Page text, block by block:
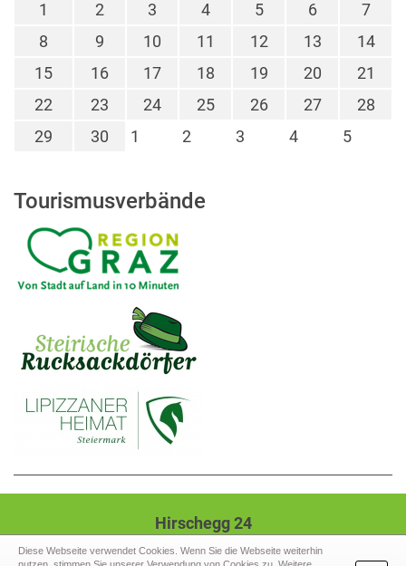
Diese Webseite verwendet Cookies. Wenn Sie die Webseite weiterhin
1 2 3 4 5 6
7
8
9 10 11 12 13
14
15
16 17 18 19 20
21
22
23 24 25 26 27
28
29
30 1 2 3 4 5
Tourismusverbände
Hirschegg 24
8584 Hirschegg-Pack